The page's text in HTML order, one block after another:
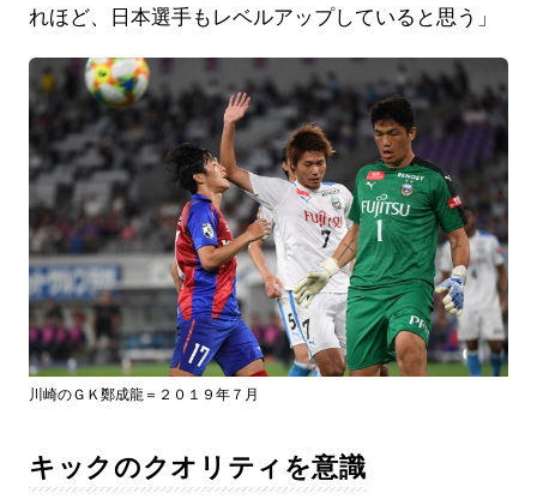
れほど、日本選手もレベルアップしていると思う」
川崎のＧＫ鄭成龍＝２０１９年７月
キックのクオリティを意識